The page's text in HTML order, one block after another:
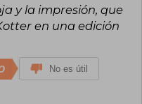
y la impresión, que
en una edición
No es útil